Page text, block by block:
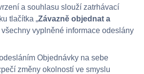
a souhlasu slouží zatrhávací
tlačítka „Závazně objednat a
všechny vyplněné informace odeslány
Objednávky na sebe
změny okolností ve smyslu